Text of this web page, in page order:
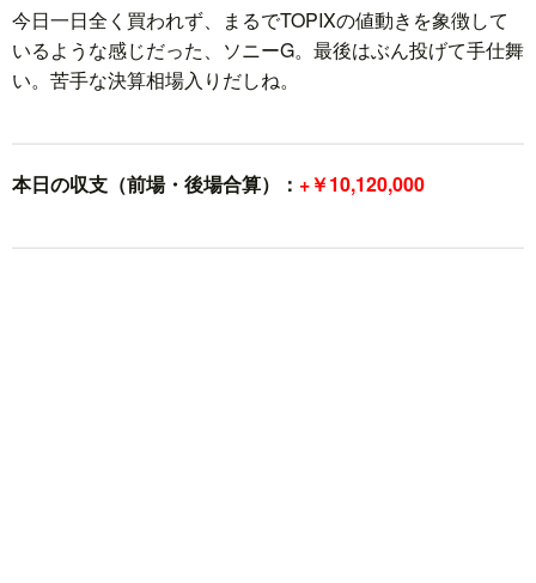
今日一日全く買われず、まるでTOPIXの値動きを象徴して
いるような感じだった、ソニーG。最後はぶん投げて手仕舞
い。苦手な決算相場入りだしね。
本日の収支（前場・後場合算）： +￥10,120,000